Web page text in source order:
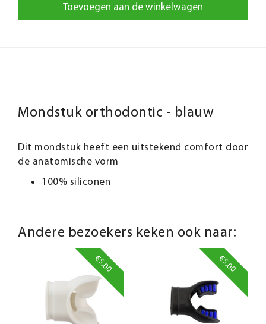
Toevoegen aan de winkelwagen
Mondstuk orthodontic - blauw
Dit mondstuk heeft een uitstekend comfort door
de anatomische vorm
100% siliconen
Andere bezoekers keken ook naar:
€5,00 €5,00